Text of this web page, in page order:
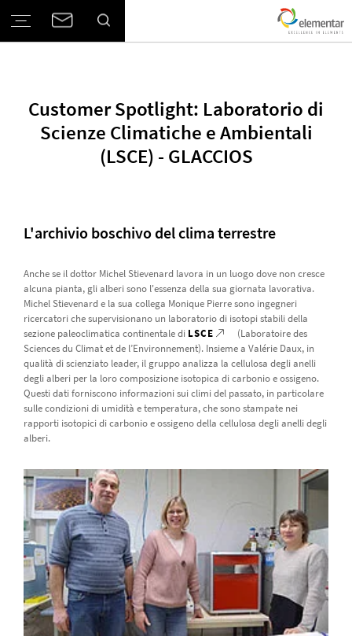
Customer Spotlight: Laboratorio di
Scienze Climatiche e Ambientali
(LSCE) - GLACCIOS
L'archivio boschivo del clima terrestre
Anche se il dottor Michel Stievenard lavora in un luogo dove non cresce
alcuna pianta, gli alberi sono l'essenza della sua giornata lavorativa.
Michel Stievenard e la sua collega Monique Pierre sono ingegneri
ricercatori che supervisionano un laboratorio di isotopi stabili della
sezione paleoclimatica continentale di LSCE
(Laboratoire des
Sciences du Climat et de l’Environnement). Insieme a Valérie Daux, in
qualità di scienziato leader, il gruppo analizza la cellulosa degli anelli
degli alberi per la loro composizione isotopica di carbonio e ossigeno.
Questi dati forniscono informazioni sui climi del passato, in particolare
sulle condizioni di umidità e temperatura, che sono stampate nei
rapporti isotopici di carbonio e ossigeno della cellulosa degli anelli degli
alberi.